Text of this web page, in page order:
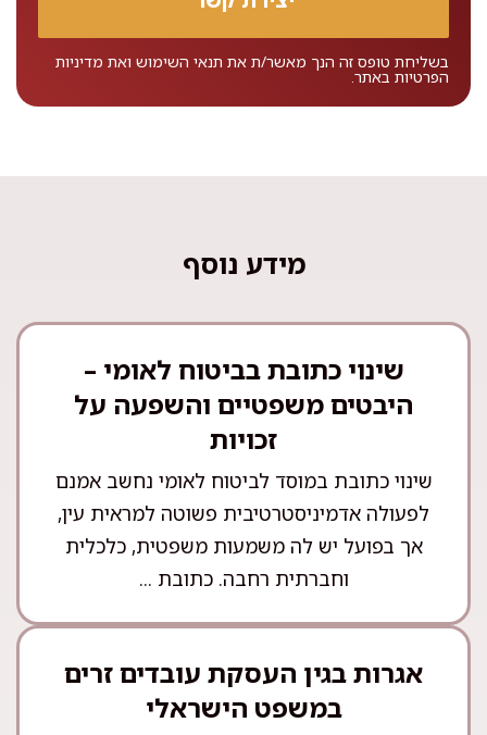
בשליחת טופס זה הנך מאשר/ת את תנאי השימוש ואת מדיניות
הפרטיות באתר.
מידע נוסף
שינוי כתובת בביטוח לאומי –
היבטים משפטיים והשפעה על
זכויות
שינוי כתובת במוסד לביטוח לאומי נחשב אמנם
לפעולה אדמיניסטרטיבית פשוטה למראית עין,
אך בפועל יש לה משמעות משפטית, כלכלית
וחברתית רחבה. כתובת ...
אגרות בגין העסקת עובדים זרים
במשפט הישראלי